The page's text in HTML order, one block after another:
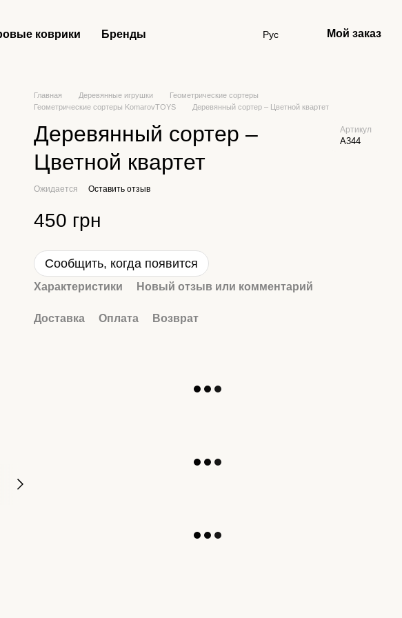
коврики Бренды Рус Мой заказ
Главная Деревянные игрушки
Геометрические сортеры
Геометрические сортеры KomarovTOYS
Деревянный сортер – Цветной квартет
Деревянный сортер –
Цветной квартет
Артикул
А344
Ожидается Оставить отзыв
450 грн
Сообщить, когда появится
Характеристики Новый отзыв или комментарий
Доставка Оплата Возврат